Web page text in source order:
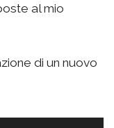
al mio
di un nuovo